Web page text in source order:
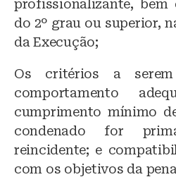
profissionalizante,
do 2º grau ou superior,
da Execução;
Os critérios a serem
comportamento
cumprimento mínimo
condenado for
reincidente; e
com os objetivos da